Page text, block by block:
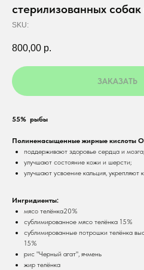
стерилизованных
SKU:
800,00 р.
ЗАКАЗАТЬ
55% рыбы
Полиненасыщенные жирные кислоты
поддерживают здоровье сердца и мозга;
улучшают состояние кожи и шерсти;
улучшают усвоение кальция, укрепляют
Ингридиенты:
мясо телёнка20%
сублимированное мясо телёнка 15%
сублимированные потрошки телёнка
15%
рис "Черный агат", ячмень
жир телёнка